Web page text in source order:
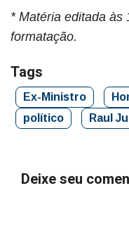
* Matéria editada às
formatação.
Tags
Ex-Ministro
político
Raul
Deixe seu